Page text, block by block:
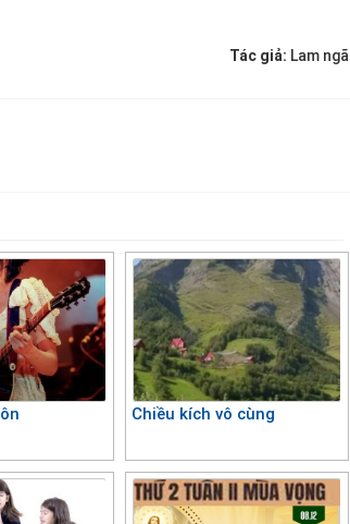
Tác giả: Lam ngã
Chiều kích vô cùng